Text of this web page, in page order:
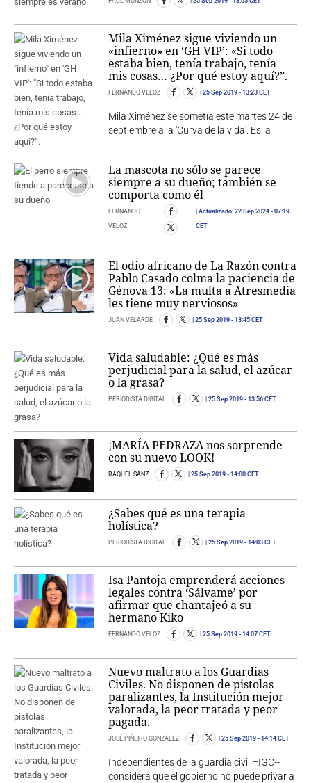
Mila Ximénez sigue viviendo un
«infierno» en ‘GH VIP’: «Si todo
estaba bien, tenía trabajo, tenía
mis cosas… ¿Por qué estoy aquí?”.
FERNANDO VELOZ 25 Sep 2019 - 13:23 CET
Mila Ximénez se sometía este martes 24 de
septiembre a la 'Curva de la vida'. Es la
La mascota no sólo se parece
siempre a su dueño; también se
comporta como él
FERNANDO
VELOZ
Actualizado: 22 Sep 2024- 07:19
CET
El odio africano de La Razón contra
Pablo Casado colma la paciencia de
Génova 13: «La multa a Atresmedia
les tiene muy nerviosos»
JUAN VELARDE 25 Sep 2019 - 13:45 CET
Vida saludable: ¿Qué es más
perjudicial para la salud, el azúcar
o la grasa?
PERIODISTA DIGITAL 25 Sep 2019 - 13:56 CET
¡MARÍA PEDRAZA nos sorprende
con su nuevo LOOK!
RAQUEL SANZ 25 Sep 2019 - 14:00 CET
¿Sabes qué es una terapia
holística?
PERIODISTA DIGITAL 25 Sep 2019 - 14:03 CET
Isa Pantoja emprenderá acciones
legales contra ‘Sálvame’ por
afirmar que chantajeó a su
hermano Kiko
FERNANDO VELOZ 25 Sep 2019 - 14:07 CET
Nuevo maltrato a los Guardias
Civiles. No disponen de pistolas
paralizantes, la Institución mejor
valorada, la peor tratada y peor
pagada.
JOSÉ PIÑEIRO GONZÁLEZ 25 Sep 2019 - 14:14 CET
Independientes de la guardia civil –IGC--
considera que el gobierno no puede privar a